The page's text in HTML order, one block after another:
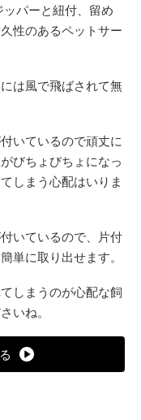
ッパーと紐付、留め
性のあるペットサー
は風で飛ばされて無
いているので頑丈に
びちょびちょになっ
しまう心配はいりま
いているので、片付
単に取り出せます。
しまうのが心配な飼
いね。